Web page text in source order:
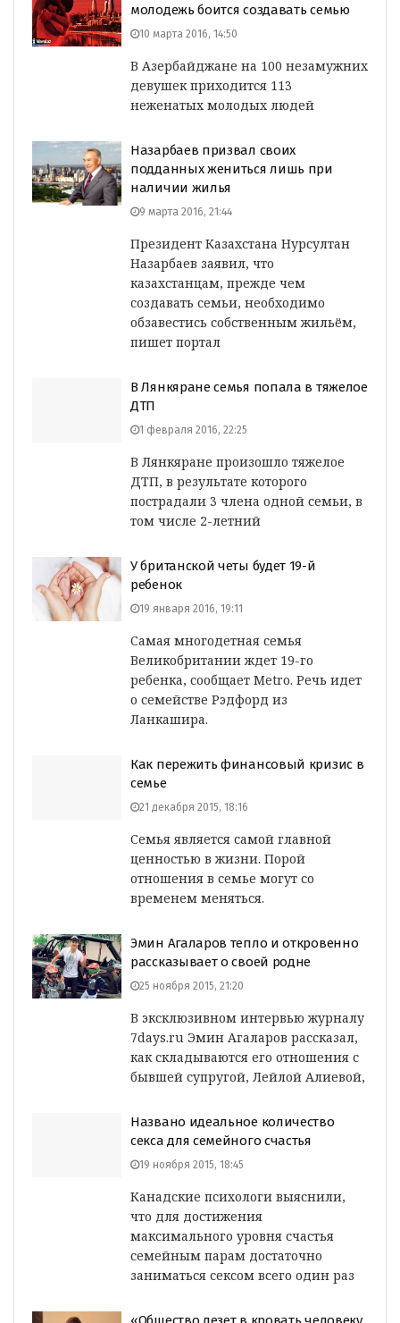
молодежь боится создавать семью
10 марта 2016, 14:50
В Азербайджане на 100 незамужних
девушек приходится 113
неженатых молодых людей
Назарбаев призвал своих
подданных жениться лишь при
наличии жилья
9 марта 2016, 21:44
Президент Казахстана Нурсултан
Назарбаев заявил, что
казахстанцам, прежде чем
создавать семьи, необходимо
обзавестись собственным жильём,
пишет портал
В Лянкяране семья попала в тяжелое
ДТП
1 февраля 2016, 22:25
В Лянкяране произошло тяжелое
ДТП, в результате которого
пострадали 3 члена одной семьи, в
том числе 2-летний
У британской четы будет 19-й
ребенок
19 января 2016, 19:11
Самая многодетная семья
Великобритании ждет 19-го
ребенка, сообщает Metro. Речь идет
о семействе Рэдфорд из
Ланкашира.
Как пережить финансовый кризис в
семье
21 декабря 2015, 18:16
Семья является самой главной
ценностью в жизни. Порой
отношения в семье могут со
временем меняться.
Эмин Агаларов тепло и откровенно
рассказывает о своей родне
25 ноября 2015, 21:20
В эксклюзивном интервью журналу
7days.ru Эмин Агаларов рассказал,
как складываются его отношения с
бывшей супругой, Лейлой Алиевой,
Названо идеальное количество
секса для семейного счастья
19 ноября 2015, 18:45
Канадские психологи выяснили,
что для достижения
максимального уровня счастья
семейным парам достаточно
заниматься сексом всего один раз